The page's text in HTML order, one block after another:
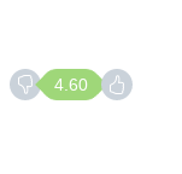
4.60